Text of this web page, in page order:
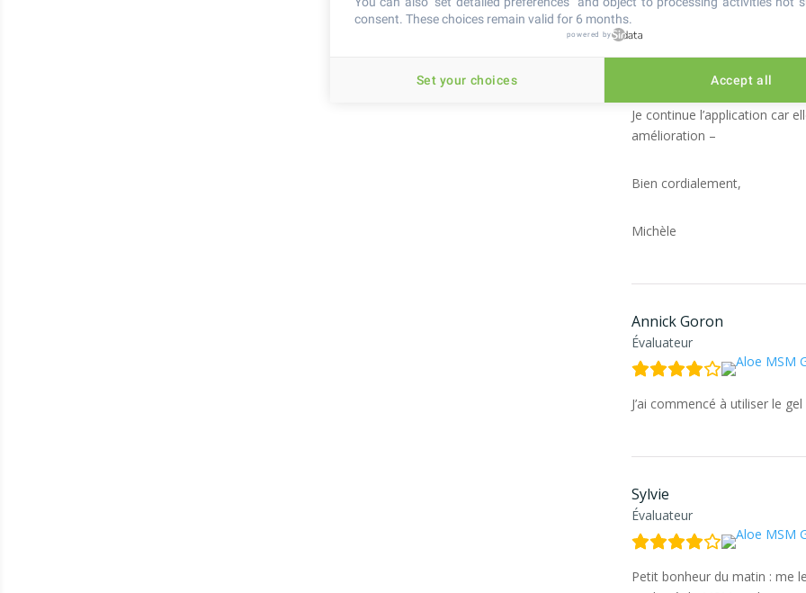
douloureux et le second,
Je devais reprendre des
jours, je pouvais déjà me
Je continue l’application car
amélioration –
Bien cordialement,
Michèle
Annick Goron
Évaluateur
J’ai commencé à utiliser le
Sylvie
Évaluateur
Petit bonheur du matin : me
consent. These choices remain valid for 6 months.
powered by
Set your choices Accept all